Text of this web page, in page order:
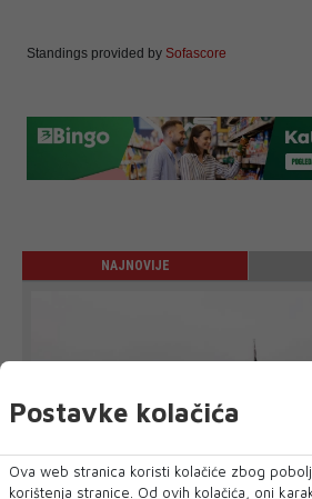
Standings provided by Sofascore
NAJNOVIJE
Postavke kolačića
Ova web stranica koristi kolačiće zbog
korištenja stranice. Od ovih kolačića, oni